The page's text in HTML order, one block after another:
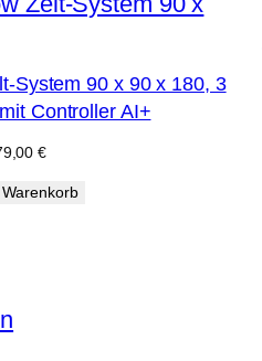
System 90 x 90 x 180, 3
Controller AI+
€